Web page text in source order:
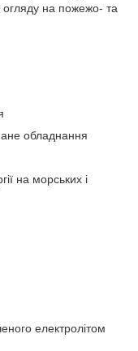
огляду на пожежо- та
обладнання
на морських і
електролітом